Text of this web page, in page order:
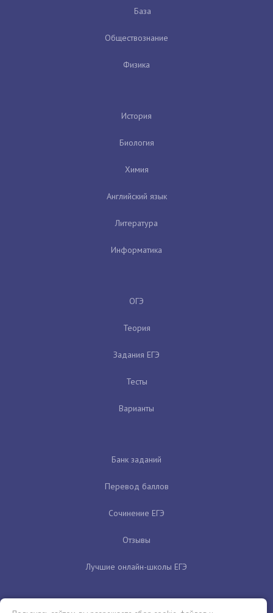
База
Обществознание
Физика
История
Биология
Химия
Английский язык
Литература
Информатика
ОГЭ
Теория
Задания ЕГЭ
Тесты
Варианты
Банк заданий
Перевод баллов
Сочинение ЕГЭ
Отзывы
Лучшие онлайн-школы ЕГЭ